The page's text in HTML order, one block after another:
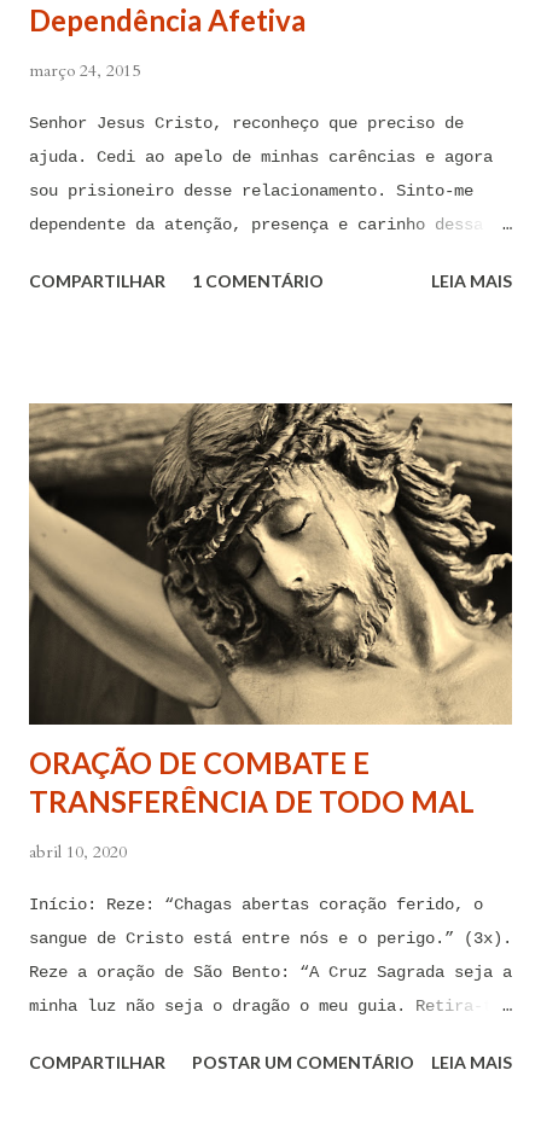
Dependência Afetiva
março 24, 2015
Senhor Jesus Cristo, reconheço que preciso de
ajuda. Cedi ao apelo de minhas carências e agora
sou prisioneiro desse relacionamento. Sinto-me
dependente da atenção, presença e carinho dessa
para me libertar da influência dessas tentações. A
tentação me venceu. E confesso a minha culpa por
ter cedido às suas insinuações me deixando
envolver. Mas, neste momento, eu me agarro com
todas as minhas forças ao poder de Tua Santa Cruz.
Jesus, eu suplico que o Senhor ordene a todas as
forças espirituais malignas que me amarram e
atormentam por meio desses sentimentos para que se
afastem de mim juntamente com todas as suas
tentações. Senhor Jesus, a partir de agora eu não
de impotência, de apego, de escravidão
sentimental, de devassidão, de adultério, de
COMPARTILHAR 1 COMENTÁRIO LEIA MAIS
ORAÇÃO DE COMBATE E
TRANSFERÊNCIA DE TODO MAL
abril 10, 2020
Início: Reze: “Chagas abertas coração ferido, o
sangue de Cristo está entre nós e o perigo.” (3x).
Reze a oração de São Bento: “A Cruz Sagrada seja a
minha luz não seja o dragão o meu guia. Retira-te
que me ofereces, bebe tu mesmo o teu veneno.” Reze
COMPARTILHAR POSTAR UM COMENTÁRIO LEIA MAIS